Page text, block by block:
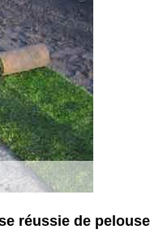
réussie de pelouse